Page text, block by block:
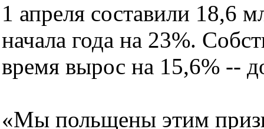
1 апреля составили 18,6
начала года на 23%.
время вырос на 15,6% --
«Мы польщены этим